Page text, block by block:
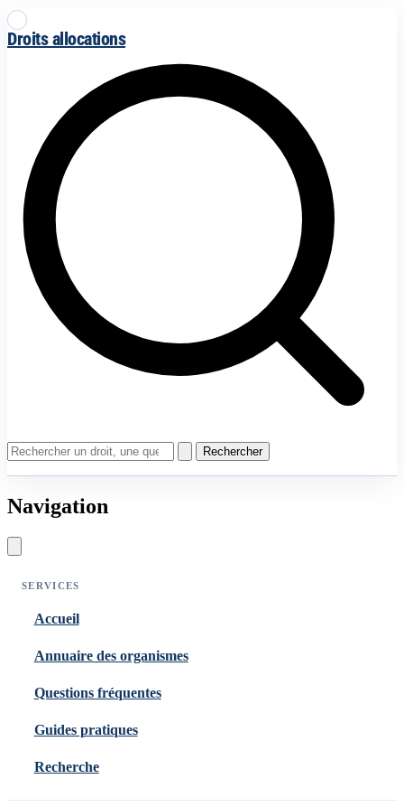
Droits allocations
Rechercher
Navigation
SERVICES
Accueil
Annuaire des organismes
Questions fréquentes
Guides pratiques
Recherche